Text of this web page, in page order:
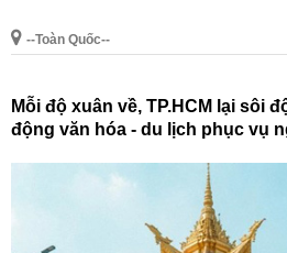
--Toàn Quốc--
Mỗi độ xuân về, TP.HCM lại sôi
động văn hóa - du lịch phục vụ